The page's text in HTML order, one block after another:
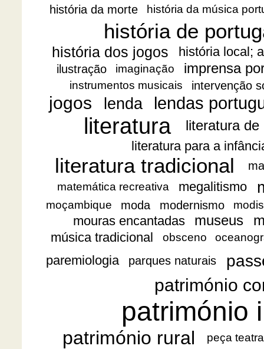
história da morte história da música
história de
história dos jogos história local;
ilustração imaginação imprensa
instrumentos musicais intervenção
jogos lenda lendas
literatura literatura
literatura para a
literatura tradicional
matemática recreativa megalitismo
moçambique moda modernismo
mouras encantadas museus
música tradicional obsceno
paremiologia parques naturais
património
património
património rural peça